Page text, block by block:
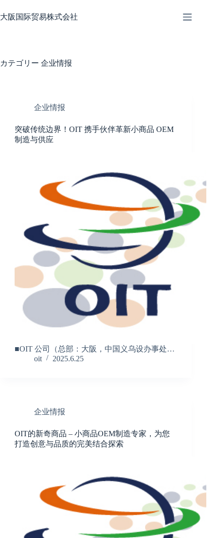
大阪国际贸易株式会社
カテゴリー 企业情报
企业情报
突破传统边界！OIT 携手伙伴革新小商品 OEM
制造与供应
■OIT 公司（总部：大阪，中国义乌设办事处…
oit
2025.6.25
企业情报
OIT的新奇商品 – 小商品OEM制造专家，为您
打造创意与品质的完美结合探索